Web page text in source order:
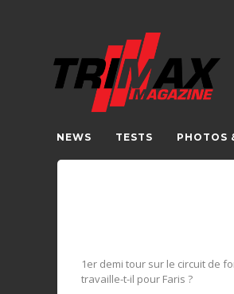
NEWS TESTS PHOTOS
1er demi tour sur le circuit de
travaille-t-il pour Faris ?